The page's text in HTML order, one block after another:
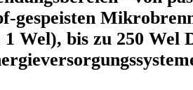
gespeisten
Wel), bis zu 250 Wel